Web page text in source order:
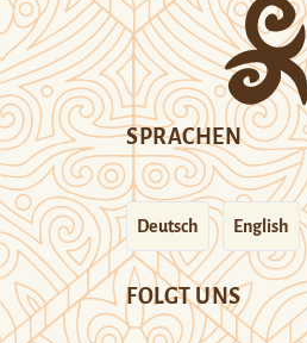
SPRACHEN
Deutsch English
FOLGT UNS